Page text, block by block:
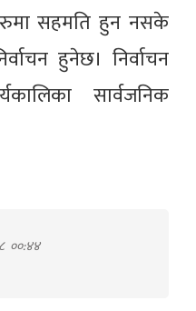
सहमति हुन नसके
हुनेछ। निर्वाचन
सार्वजनिक
००:४४